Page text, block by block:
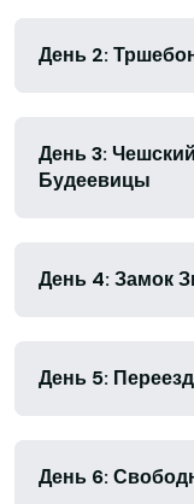
День 2:
День 3:
Будеевицы
День 4: Замок
День 5:
День 6: